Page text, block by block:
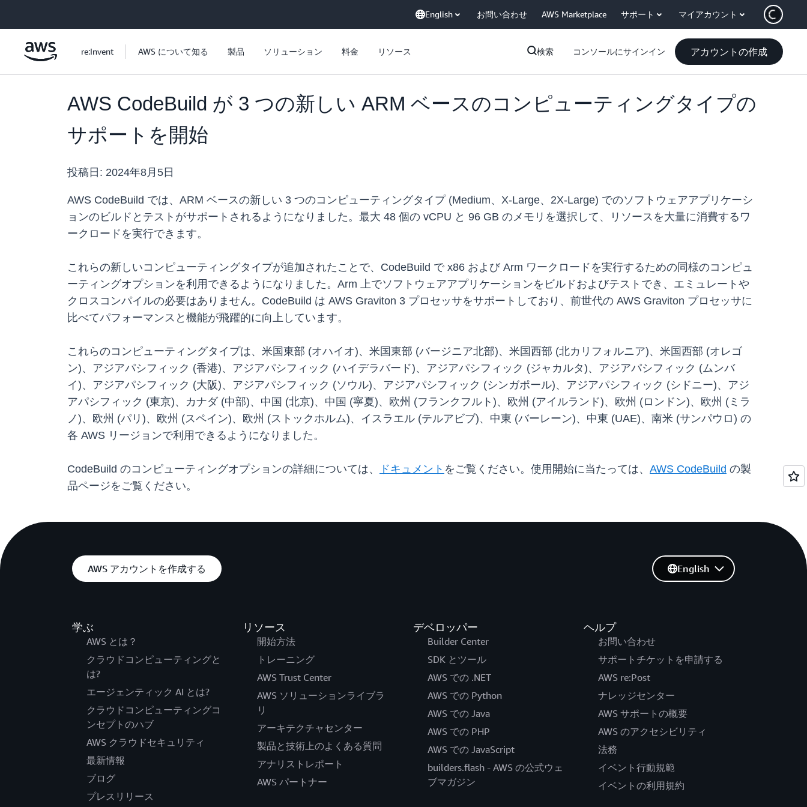
English お問い合わせ AWS Marketplace サポート マイアカウント
re:Invent AWS について知る 製品 ソリューション 料金 リソース 検索 コンソールにサインイン アカウントの作成
AWS CodeBuild が 3 つの新しい ARM ベースのコンピューティングタイプの
サポートを開始
投稿日: 2024年8月5日
AWS CodeBuild では、ARM ベースの新しい 3 つのコンピューティングタイプ (Medium、X-Large、2X-Large) でのソフトウェアアプリケーシ
ョンのビルドとテストがサポートされるようになりました。最大 48 個の vCPU と 96 GB のメモリを選択して、リソースを大量に消費するワ
ークロードを実行できます。
これらの新しいコンピューティングタイプが追加されたことで、CodeBuild で x86 および Arm ワークロードを実行するための同様のコンピュ
ーティングオプションを利用できるようになりました。Arm 上でソフトウェアアプリケーションをビルドおよびテストでき、エミュレートや
クロスコンパイルの必要はありません。CodeBuild は AWS Graviton 3 プロセッサをサポートしており、前世代の AWS Graviton プロセッサに
比べてパフォーマンスと機能が飛躍的に向上しています。
これらのコンピューティングタイプは、米国東部 (オハイオ)、米国東部 (バージニア北部)、米国西部 (北カリフォルニア)、米国西部 (オレゴ
ン)、アジアパシフィック (香港)、アジアパシフィック (ハイデラバード)、アジアパシフィック (ジャカルタ)、アジアパシフィック (ムンバ
イ)、アジアパシフィック (大阪)、アジアパシフィック (ソウル)、アジアパシフィック (シンガポール)、アジアパシフィック (シドニー)、アジ
アパシフィック (東京)、カナダ (中部)、中国 (北京)、中国 (寧夏)、欧州 (フランクフルト)、欧州 (アイルランド)、欧州 (ロンドン)、欧州 (ミラ
ノ)、欧州 (パリ)、欧州 (スペイン)、欧州 (ストックホルム)、イスラエル (テルアビブ)、中東 (バーレーン)、中東 (UAE)、南米 (サンパウロ) の
各 AWS リージョンで利用できるようになりました。
CodeBuild のコンピューティングオプションの詳細については、 ドキュメント をご覧ください。使用開始に当たっては、 AWS CodeBuild の製
品ページをご覧ください。
AWS アカウントを作成する
学ぶ
AWS とは？
クラウドコンピューティングと
は?
エージェンティック AI とは?
クラウドコンピューティングコ
ンセプトのハブ
AWS クラウドセキュリティ
最新情報
ブログ
プレスリリース
リソース
開始方法
トレーニング
AWS Trust Center
AWS ソリューションライブラ
リ
アーキテクチャセンター
製品と技術上のよくある質問
アナリストレポート
AWS パートナー
デベロッパー
Builder Center
SDK とツール
AWS での .NET
AWS での Python
AWS での Java
AWS での PHP
AWS での JavaScript
builders.flash - AWS の公式ウェ
ブマガジン
ヘルプ
お問い合わせ
サポートチケットを申請する
AWS re:Post
ナレッジセンター
AWS サポートの概要
AWS のアクセシビリティ
法務
イベント行動規範
イベントの利用規約
English